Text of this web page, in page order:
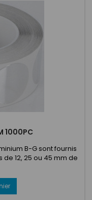
1000PC
B-G sont fournis
12, 25 ou 45 mm de
pièces. Dotés d'un
ces disques
rouleau et appliqués
de votre voiture ou de